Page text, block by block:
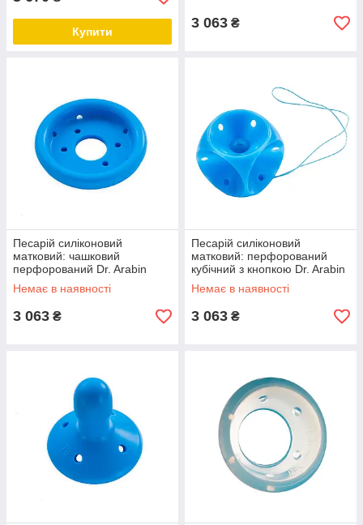
Купити
3 063 ₴
Песарій силіконовий
матковий: чашковий
перфорований Dr. Arabin
Немає в наявності
3 063 ₴
Песарій силіконовий
матковий: перфорований
кубічний з кнопкою Dr. Arabin
Немає в наявності
3 063 ₴